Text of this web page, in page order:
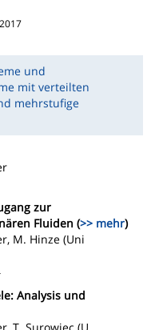
und
mit verteilten
mehrstufige
zur
Fluiden (>> mehr)
M. Hinze (Uni
Analysis und